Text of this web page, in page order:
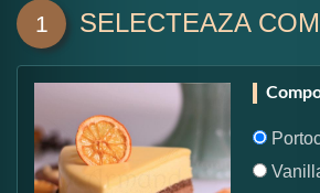
1 SELECTEAZA